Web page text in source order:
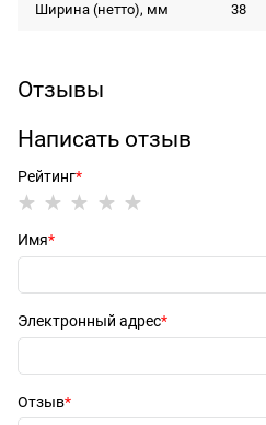
Ширина (нетто), мм 38
Отзывы
Написать отзыв
Рейтинг
Имя
Электронный адрес
Отзыв